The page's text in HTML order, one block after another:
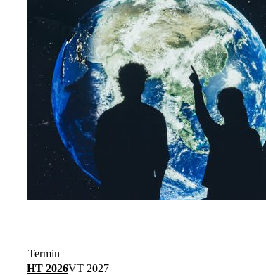
Termin
HT 2026VT 2027